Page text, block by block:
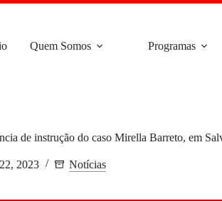
Quem Somos Programas
de instrução do caso Mirella Barreto, em
2023 Notícias